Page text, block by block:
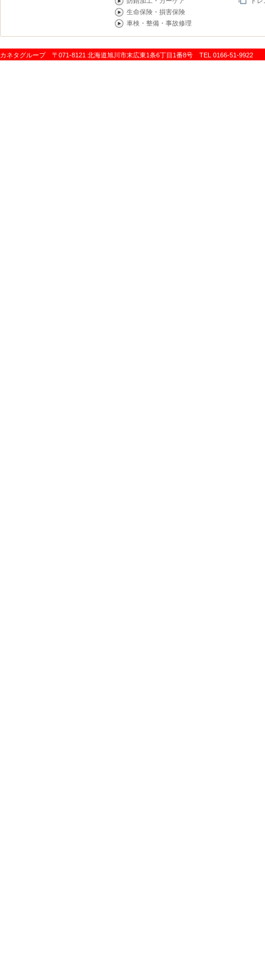
生命保険・損害保険
車検・整備・事故修理
カネタグループ 〒071-8121 北海道旭川市末広東1条6丁目1番8号 TEL 0166-51-9922